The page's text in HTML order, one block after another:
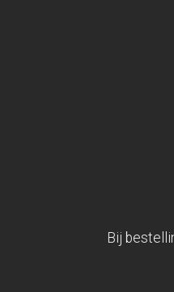
Bij